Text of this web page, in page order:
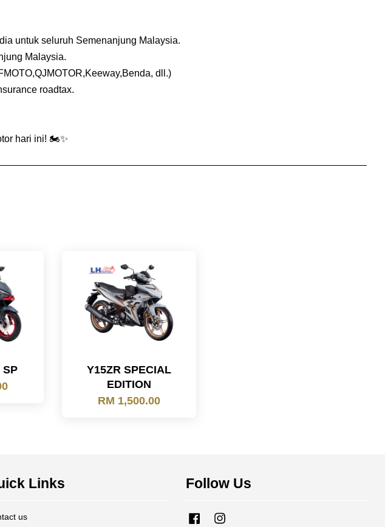
untuk seluruh Semenanjung Malaysia.
Malaysia.
dll.)
roadtax.
hari ini! 🏍️✨
SP
Y15ZR SPECIAL
EDITION
RM 1,500.00
Links
us
Follow Us
Facebook